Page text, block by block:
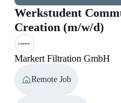
Werkstudent
Creation (m/w/d)
Markert Filtration GmbH
Remote Job